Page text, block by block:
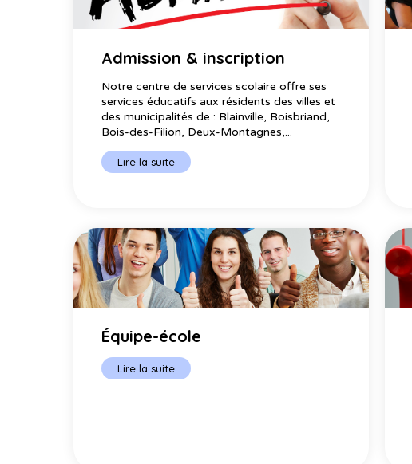
Admission & inscription
Notre centre de services scolaire offre ses
services éducatifs aux résidents des villes et
des municipalités de : Blainville, Boisbriand,
Bois-des-Filion, Deux-Montagnes,...
Lire la suite
Équipe-école
Lire la suite